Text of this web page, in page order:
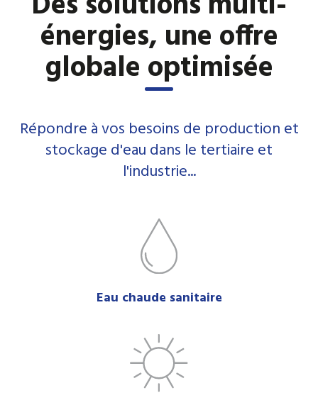
énergies, une offre
globale optimisée
Répondre à vos besoins de production et
stockage d'eau dans le tertiaire et
l'industrie...
Eau chaude sanitaire